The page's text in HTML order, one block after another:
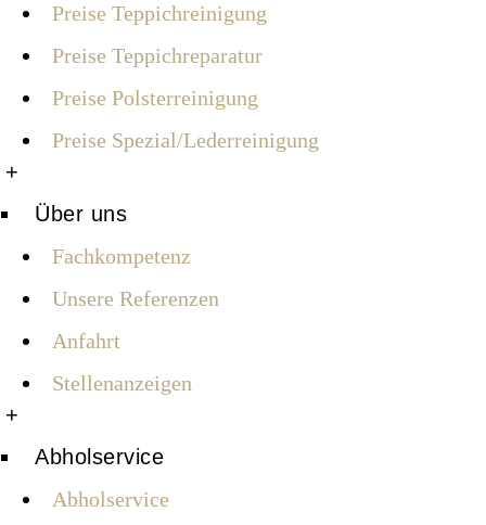
Preise Teppichreinigung
Preise Teppichreparatur
Preise Polsterreinigung
Preise Spezial/Lederreinigung
+
Über uns
Fachkompetenz
Unsere Referenzen
Anfahrt
Stellenanzeigen
+
Abholservice
Abholservice